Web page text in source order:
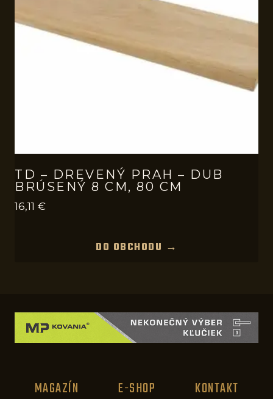
TD – DREVENÝ PRAH – DUB
BRÚSENÝ 8 CM, 80 CM
16,11 €
DO OBCHODU →
MAGAZÍN E-SHOP KONTAKT